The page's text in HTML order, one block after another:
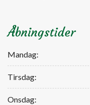
Åbningstider
Mandag:
Tirsdag:
Onsdag: